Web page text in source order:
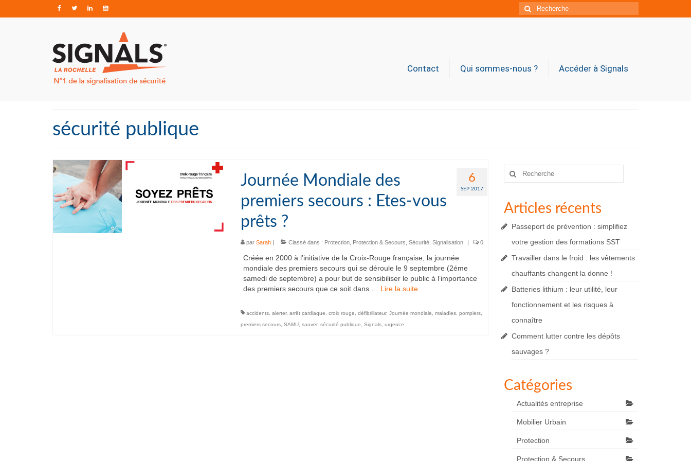
Rechercher
:
Contact Qui sommes-nous ? Accéder à Signals
sécurité publique
6
SEP 2017
Journée Mondiale des
premiers secours : Etes-vous
prêts ?
par Sarah| Classé dans : Protection, Protection & Secours Sécurité, Signalisation | 0
Créée en 2000 à l’initiative de la Croix-Rouge française, la journée
mondiale des premiers secours qui se déroule le 9 septembre (2éme
samedi de septembre) a pour but de sensibiliser le public à l’importance
des premiers secours que ce soit dans … Lire la suite­­
accidents, alerter, arrêt cardiaque croix rouge défibrillateur, Journée mondiale maladies, pompiers,
premiers secours, SAMU, sauver, sécurité publique Signals, urgence
Rechercher
Articles récents
Passeport de prévention : simplifiez
votre gestion des formations SST
Travailler dans le froid : les vêtements
chauffants changent la donne !
Batteries lithium : leur utilité, leur
fonctionnement et les risques à
connaître
Comment lutter contre les dépôts
sauvages ?
Catégories
Actualités entreprise
Mobilier Urbain
Protection
Protection & Secours